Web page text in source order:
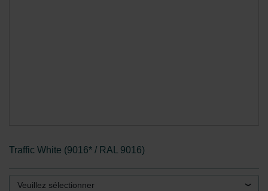
Traffic White (9016* / RAL 9016)
Veuillez sélectionner